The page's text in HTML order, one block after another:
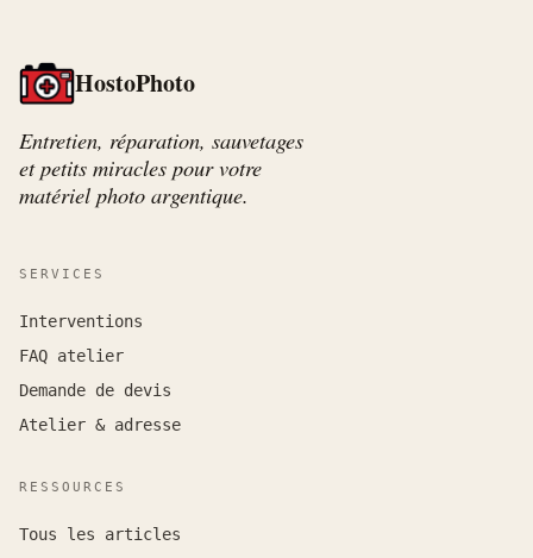
HostoPhoto
Entretien, réparation, sauvetages
et petits miracles pour votre
matériel photo argentique.
SERVICES
Interventions
FAQ atelier
Demande de devis
Atelier & adresse
RESSOURCES
Tous les articles